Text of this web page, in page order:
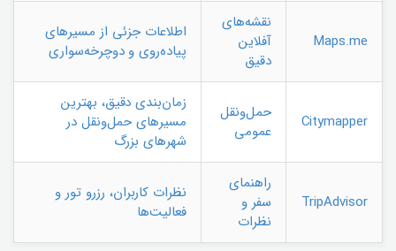
Maps.me
نقشه‌های
آفلاین
دقیق
اطلاعات جزئی از مسیرهای
پیاده‌روی و دوچرخه‌سواری
Citymapper
حمل‌ونقل
عمومی
زمان‌بندی دقیق، بهترین
مسیرهای حمل‌ونقل در
شهرهای بزرگ
TripAdvisor
راهنمای
سفر و
نظرات
نظرات کاربران، رزرو تور و
فعالیت‌ها